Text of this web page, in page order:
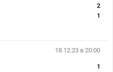
2
1
18.12.23 в 20:00
1